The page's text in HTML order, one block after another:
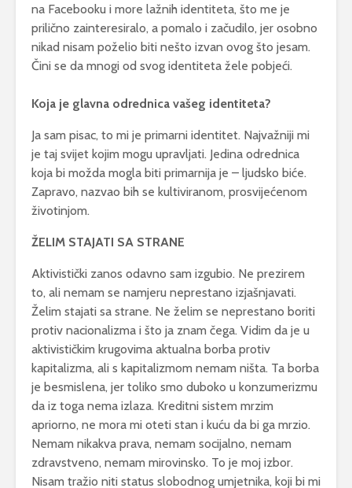
na Facebooku i more lažnih identiteta, što me je
prilično zainteresiralo, a pomalo i začudilo, jer osobno
nikad nisam poželio biti nešto izvan ovog što jesam.
Čini se da mnogi od svog identiteta žele pobjeći.
Koja je glavna odrednica vašeg identiteta?
Ja sam pisac, to mi je primarni identitet. Najvažniji mi
je taj svijet kojim mogu upravljati. Jedina odrednica
koja bi možda mogla biti primarnija je – ljudsko biće.
Zapravo, nazvao bih se kultiviranom, prosvijećenom
životinjom.
ŽELIM STAJATI SA STRANE
Aktivistički zanos odavno sam izgubio. Ne prezirem
to, ali nemam se namjeru neprestano izjašnjavati.
Želim stajati sa strane. Ne želim se neprestano boriti
protiv nacionalizma i što ja znam čega. Vidim da je u
aktivističkim krugovima aktualna borba protiv
kapitalizma, ali s kapitalizmom nemam ništa. Ta borba
je besmislena, jer toliko smo duboko u konzumerizmu
da iz toga nema izlaza. Kreditni sistem mrzim
apriorno, ne mora mi oteti stan i kuću da bi ga mrzio.
Nemam nikakva prava, nemam socijalno, nemam
zdravstveno, nemam mirovinsko. To je moj izbor.
Nisam tražio niti status slobodnog umjetnika, koji bi mi